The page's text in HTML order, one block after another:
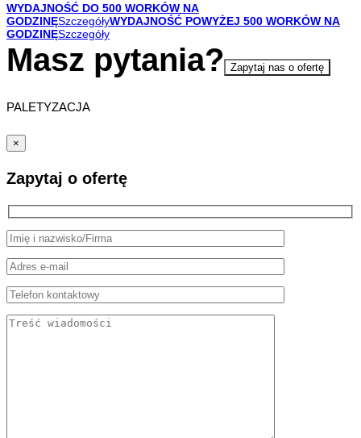
WYDAJNOŚĆ DO 500 WORKÓW NA
GODZINĘSzczegółyWYDAJNOŚĆ POWYŻEJ 500 WORKÓW NA
GODZINĘSzczegóły
Masz pytania? Zapytaj nas o ofertę
PALETYZACJA
×
Zapytaj o ofertę